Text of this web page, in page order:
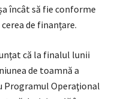
încât să fie conforme
de finanțare.
că la finalul lunii
de toamnă a
Operaţional